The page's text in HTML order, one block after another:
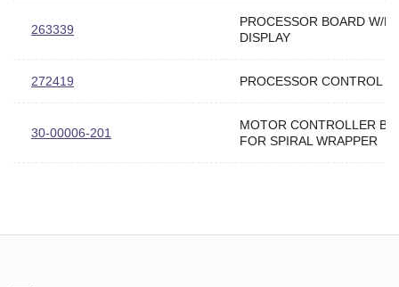
263339
PROCESSOR BOARD W/
DISPLAY
272419 PROCESSOR CONTROL
30-00006-201
MOTOR CONTROLLER
FOR SPIRAL WRAPPER